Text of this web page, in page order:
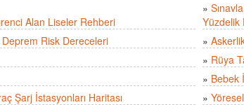
Alan Liseler Rehberi
»
Yüzdelik
Risk Dereceleri »
» Rüya
» Bebek
Şarj İstasyonları Haritası »